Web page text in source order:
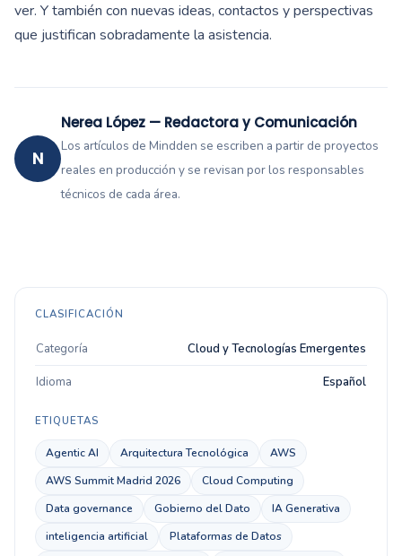
ver. Y también con nuevas ideas, contactos y perspectivas
que justifican sobradamente la asistencia.
N
Nerea López — Redactora y Comunicación
Los artículos de Mindden se escriben a partir de proyectos
reales en producción y se revisan por los responsables
técnicos de cada área.
CLASIFICACIÓN
Categoría Cloud y Tecnologías Emergentes
Idioma Español
ETIQUETAS
Agentic AI Arquitectura Tecnológica
AWS
AWS Summit Madrid 2026
Cloud Computing
Data governance
Gobierno del Dato
IA Generativa
inteligencia artificial
Plataformas de Datos